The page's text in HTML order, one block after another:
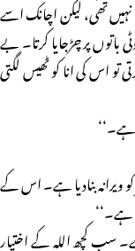
تھی، لیکن اچانک اسے
پر چڑجایا کرتا۔ بے
تو اس کی انا کو ٹھیس لگتی
بنادیا ہے۔ اس کے
ہے۔‘‘
سب کچھ اللہ کے اختیار